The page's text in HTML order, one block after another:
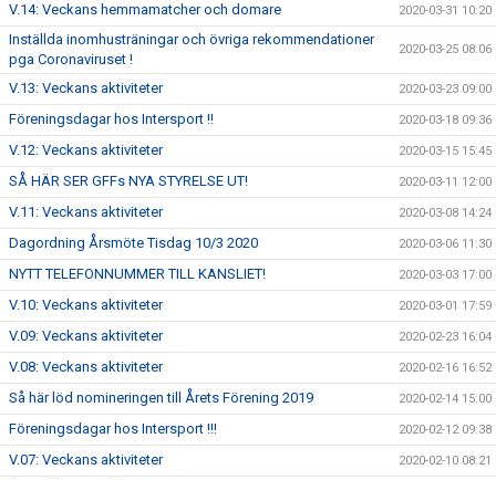
V.14: Veckans hemmamatcher och domare 2020-03-31 10:20
Inställda inomhusträningar och övriga rekommendationer
pga Coronaviruset !
2020-03-25 08:06
V.13: Veckans aktiviteter 2020-03-23 09:00
Föreningsdagar hos Intersport !! 2020-03-18 09:36
V.12: Veckans aktiviteter 2020-03-15 15:45
SÅ HÄR SER GFFs NYA STYRELSE UT! 2020-03-11 12:00
V.11: Veckans aktiviteter 2020-03-08 14:24
Dagordning Årsmöte Tisdag 10/3 2020 2020-03-06 11:30
NYTT TELEFONNUMMER TILL KANSLIET! 2020-03-03 17:00
V.10: Veckans aktiviteter 2020-03-01 17:59
V.09: Veckans aktiviteter 2020-02-23 16:04
V.08: Veckans aktiviteter 2020-02-16 16:52
Så här löd nomineringen till Årets Förening 2019 2020-02-14 15:00
Föreningsdagar hos Intersport !!! 2020-02-12 09:38
V.07: Veckans aktiviteter 2020-02-10 08:21